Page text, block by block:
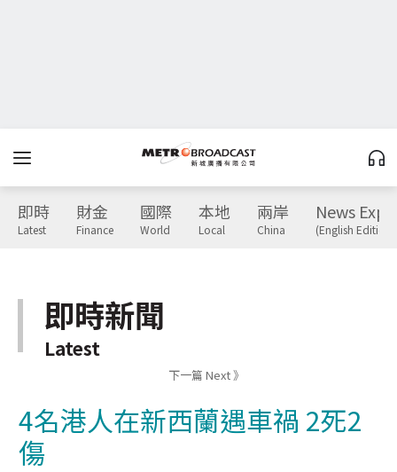
即時
Latest
財金
Finance
國際
World
本地
Local
兩岸
China
News
(English Edition)
即時新聞
Latest
下一篇 Next 》
4名港人在新西蘭遇車禍 2死2
傷